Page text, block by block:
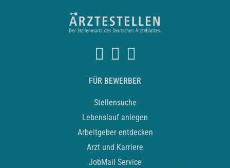
FÜR BEWERBER
Stellensuche
Lebenslauf anlegen
Arbeitgeber entdecken
Arzt und Karriere
JobMail Service